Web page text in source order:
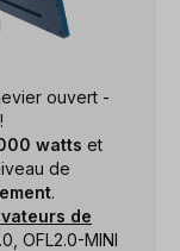
ouvert -
watts et
de
.
de
OFL2.0-MINI